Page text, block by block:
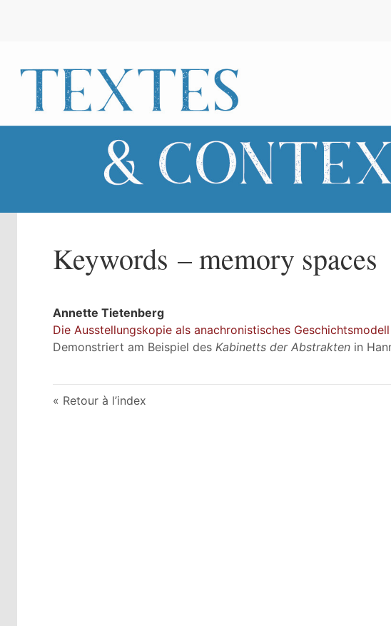
Keywords – memory spaces
Annette Tietenberg
Die Ausstellungskopie als anachronistisches Geschichtsmodell
Demonstriert am Beispiel des Kabinetts der Abstrakten in
Retour à l’index